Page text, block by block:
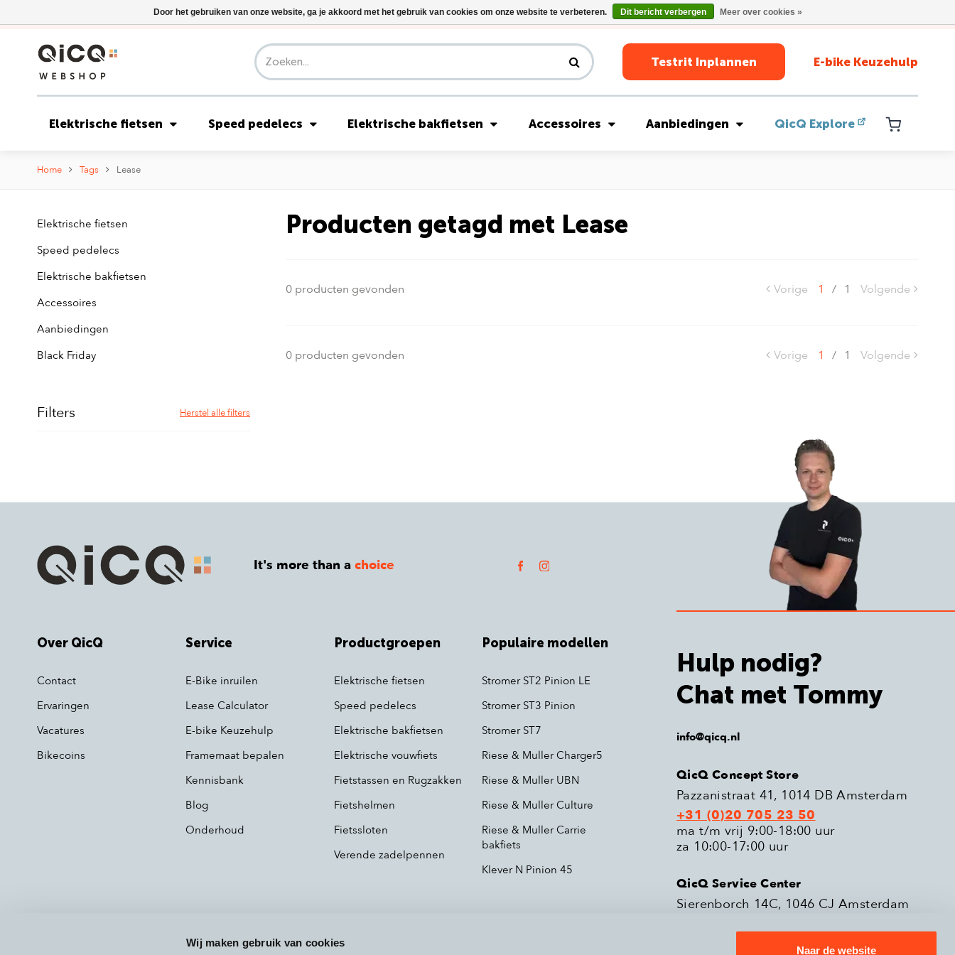
Wij maken gebruik van cookies
Naar de website
Riese & Müller Nevo5 Silent Core nu direct uit voorraad leverbaar!
Testrit Inplannen E-bike Keuzehulp
Elektrische fietsen Speed pedelecs Elektrische bakfietsen Accessoires Aanbiedingen QicQ Explore
Home Tags Lease
Elektrische fietsen
Speed pedelecs
Elektrische bakfietsen
Accessoires
Aanbiedingen
Black Friday
Filters Herstel alle filters
Producten getagd met Lease
0 producten gevonden Vorige 1 / 1 Volgende
0 producten gevonden Vorige 1 / 1 Volgende
It's more than achoice
Over QicQ
Contact
Ervaringen
Vacatures
Bikecoins
Service
E-Bike inruilen
Lease Calculator
E-bike Keuzehulp
Framemaat bepalen
Kennisbank
Blog
Onderhoud
Productgroepen
Elektrische fietsen
Speed pedelecs
Elektrische bakfietsen
Elektrische vouwfiets
Fietstassen en Rugzakken
Fietshelmen
Fietssloten
Verende zadelpennen
Populaire modellen
Stromer ST2 Pinion LE
Stromer ST3 Pinion
Stromer ST7
Riese & Muller Charger5
Riese & Muller UBN
Riese & Muller Culture
Riese & Muller Carrie
bakfiets
Klever N Pinion 45
Hulp nodig?
Chat met Tommy
info@qicq.nl
QicQ Concept Store
Pazzanistraat 41, 1014 DB Amsterdam
+31 (0)20 705 23 50
ma t/m vrij 9:00-18:00 uur
za 10:00-17:00 uur
QicQ Service Center
Sierenborch 14C, 1046 CJ Amsterdam
Door het gebruiken van onze website, ga je akkoord met het gebruik van cookies om onze website te verbeteren. Dit bericht verbergen Meer over cookies »